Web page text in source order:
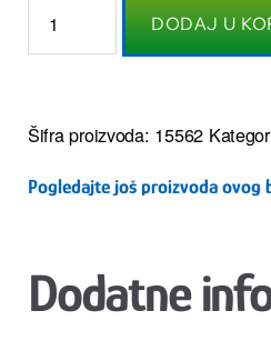
DODAJ U
Šifra proizvoda: 15562
Pogledajte još proizvoda ovog
Dodatne